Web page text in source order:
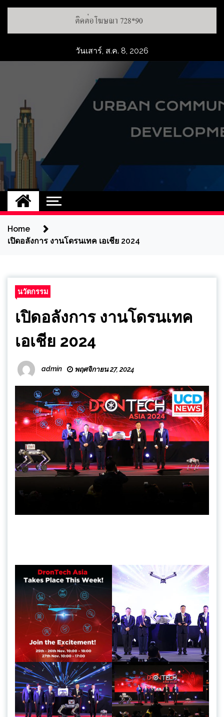
Skip
วันเสาร์, ส.ค. 8, 2026
UCD
NEW
Home
เปิดอลังการ งานโดรนเทค เอเชีย 2024
นวัตกรรม
เปิดอลังการ งานโดรนเทค
เอเชีย 2024
admin พฤศจิกายน 27, 2024